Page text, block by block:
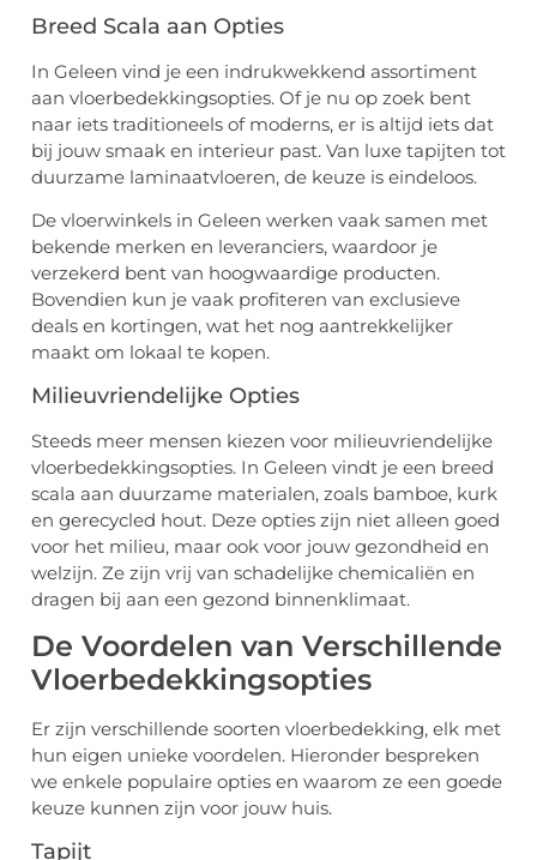
Breed Scala aan Opties
In Geleen vind je een indrukwekkend assortiment
aan vloerbedekkingsopties. Of je nu op zoek bent
naar iets traditioneels of moderns, er is altijd iets dat
bij jouw smaak en interieur past. Van luxe tapijten tot
duurzame laminaatvloeren, de keuze is eindeloos.
De vloerwinkels in Geleen werken vaak samen met
bekende merken en leveranciers, waardoor je
verzekerd bent van hoogwaardige producten.
Bovendien kun je vaak profiteren van exclusieve
deals en kortingen, wat het nog aantrekkelijker
maakt om lokaal te kopen.
Milieuvriendelijke Opties
Steeds meer mensen kiezen voor milieuvriendelijke
vloerbedekkingsopties. In Geleen vindt je een breed
scala aan duurzame materialen, zoals bamboe, kurk
en gerecycled hout. Deze opties zijn niet alleen goed
voor het milieu, maar ook voor jouw gezondheid en
welzijn. Ze zijn vrij van schadelijke chemicaliën en
dragen bij aan een gezond binnenklimaat.
De Voordelen van Verschillende
Vloerbedekkingsopties
Er zijn verschillende soorten vloerbedekking, elk met
hun eigen unieke voordelen. Hieronder bespreken
we enkele populaire opties en waarom ze een goede
keuze kunnen zijn voor jouw huis.
Tapijt